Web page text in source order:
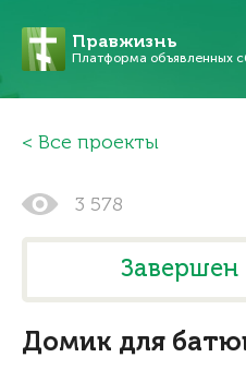
Правжизнь
Платформа объявленных
Все проекты
3 578
Завершен
Домик для